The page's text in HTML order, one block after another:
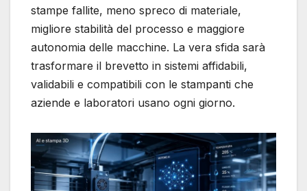
stampe fallite, meno spreco di materiale,
migliore stabilità del processo e maggiore
autonomia delle macchine. La vera sfida sarà
trasformare il brevetto in sistemi affidabili,
validabili e compatibili con le stampanti che
aziende e laboratori usano ogni giorno.